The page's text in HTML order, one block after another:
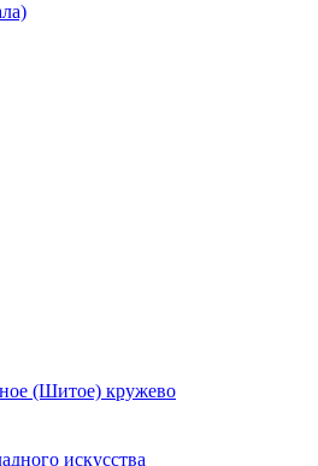
(Шитое) кружево
искусства